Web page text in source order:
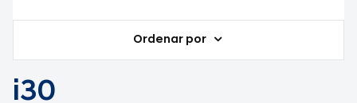
Ordenar por
i30